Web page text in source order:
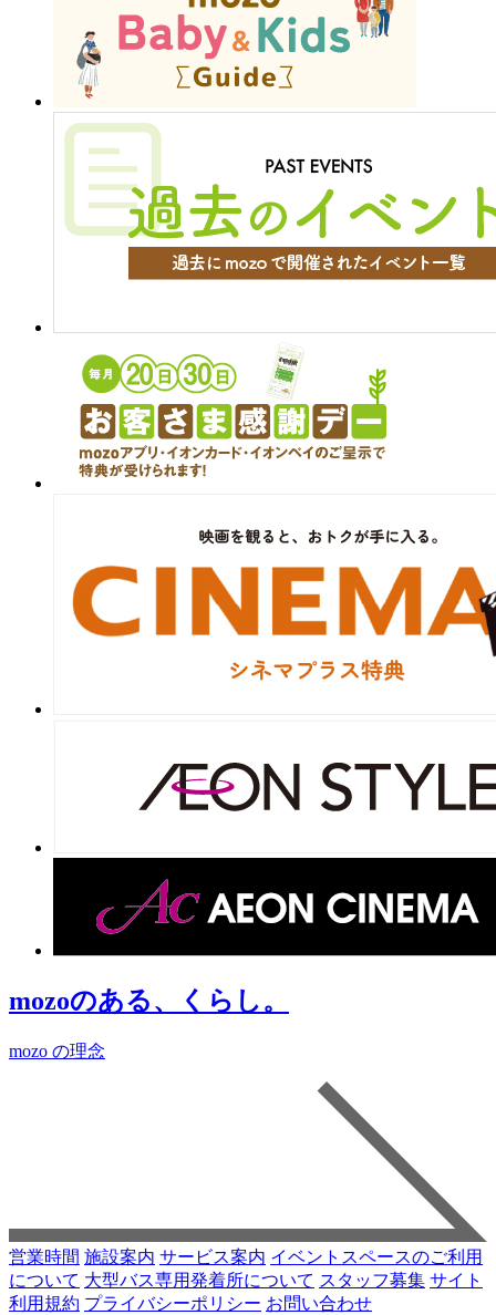
mozoのある、くらし。
mozo の理念
営業時間 施設案内 サービス案内 イベントスペースのご利用
について 大型バス専用発着所について スタッフ募集 サイト
利用規約 プライバシーポリシー お問い合わせ